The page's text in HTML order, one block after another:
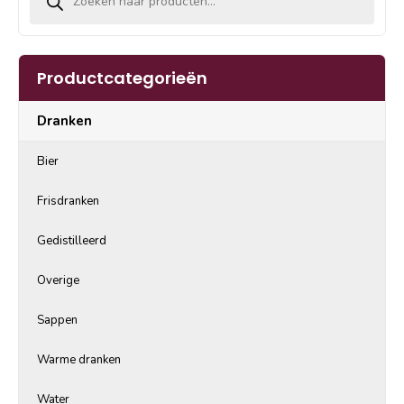
Productcategorieën
Dranken
Bier
Frisdranken
Gedistilleerd
Overige
Sappen
Warme dranken
Water